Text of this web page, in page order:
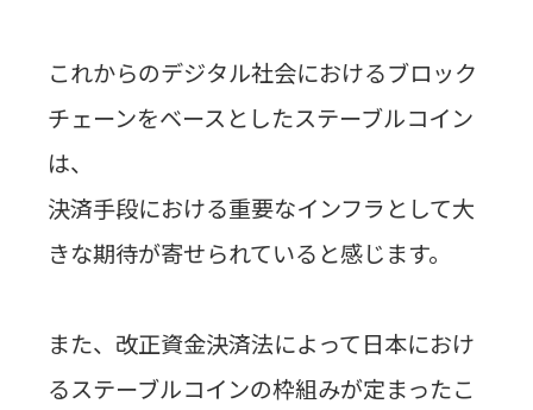
これからのデジタル社会におけるブロック
チェーンをベースとしたステーブルコイン
は、
決済手段における重要なインフラとして大
きな期待が寄せられていると感じます。
また、改正資金決済法によって日本におけ
るステーブルコインの枠組みが定まったこ